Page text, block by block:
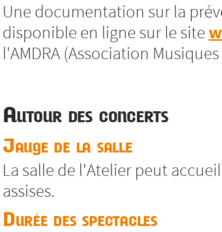
Une documentation sur la
disponible en ligne sur le site
l'AMDRA (Association
Autour des concerts
Jauge de la salle
La salle de l'Atelier peut
assises.
Durée des spectacles